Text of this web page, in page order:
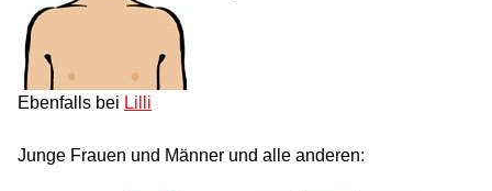
Ebenfalls bei Lilli
Junge Frauen und Männer und alle anderen: